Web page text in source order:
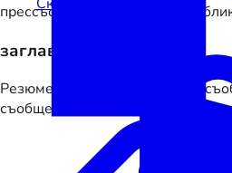
прессъобщение, очакващо
заглавието предстои
Резюмето на най-новото
съобщение.